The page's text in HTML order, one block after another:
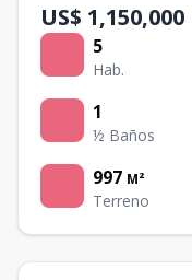
US$ 1,150,000
5
Hab.
1
½ Baños
997 M²
Terreno